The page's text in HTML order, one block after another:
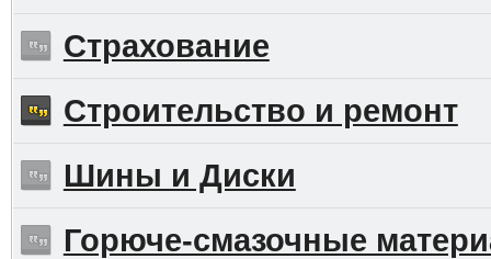
Страхование
Строительство и ремонт
Шины и Диски
Горюче-смазочные